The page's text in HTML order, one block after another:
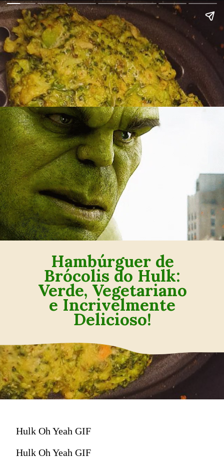
Hambúrguer de
Brócolis do Hulk:
Verde, Vegetariano
e Incrivelmente
Delicioso!
Hulk Oh Yeah GIF
Hulk Oh Yeah GIF